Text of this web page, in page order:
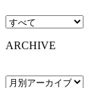
ARCHIVE